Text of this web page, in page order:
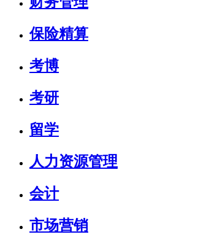
保险精算
考博
考研
留学
人力资源管理
会计
市场营销